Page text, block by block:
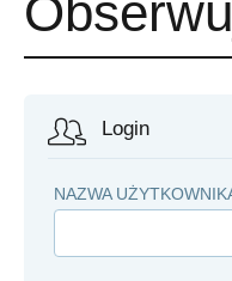
Login
NAZWA